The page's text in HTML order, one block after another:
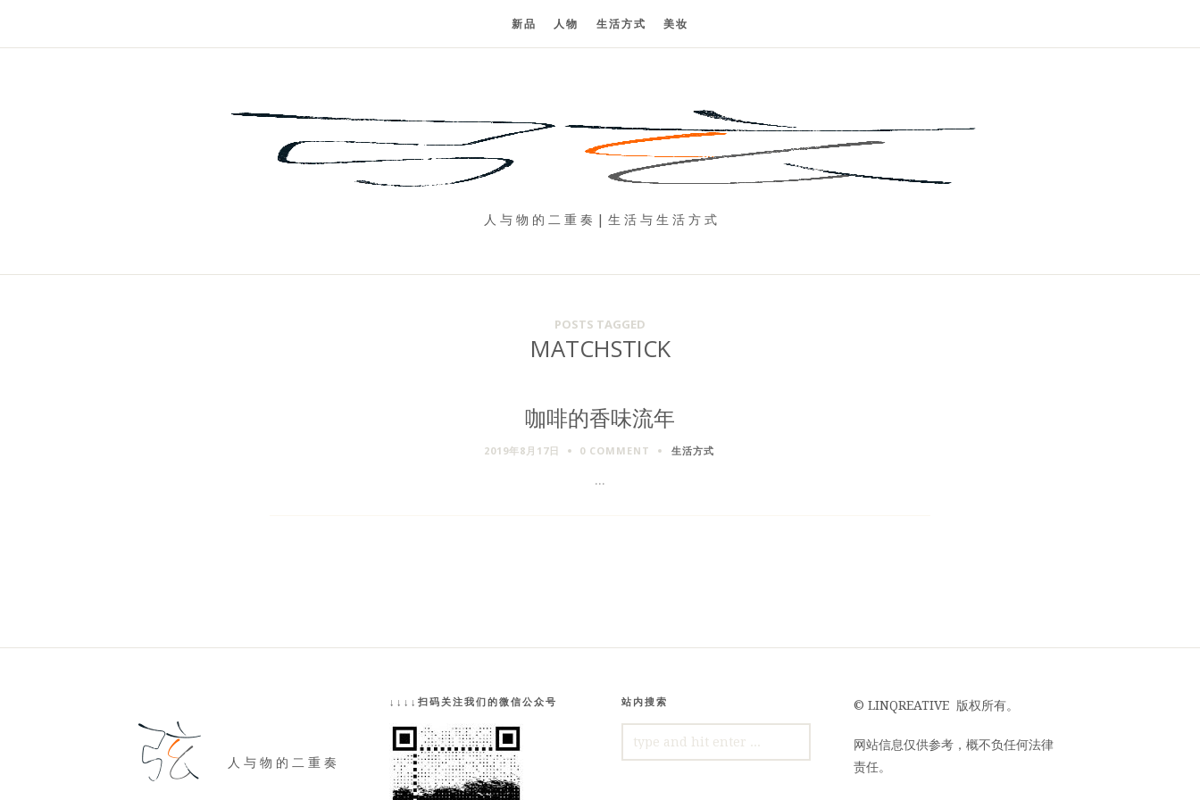
新品 人物 生活方式 美妆
人 与 物 的 二 重 奏 | 生 活 与 生 活 方 式
POSTS TAGGED
MATCHSTICK
咖啡的香味流年
2019年8月17日 0 COMMENT 生活方式
...
人 与 物 的 二 重 奏
↓↓↓↓扫码关注我们的微信公众号 站内搜索
FOR:
© LINQREATIVE 版权所有。
网站信息仅供参考，概不负任何法律
责任。